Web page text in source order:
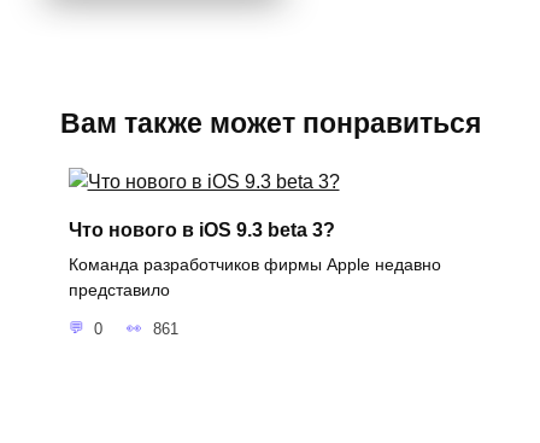
Вам также может понравиться
Что нового в iOS 9.3 beta 3?
Команда разработчиков фирмы Apple недавно
представило
0 861